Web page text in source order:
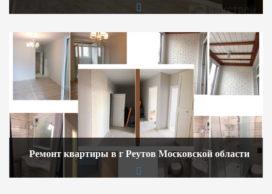
Ремонт квартиры в г Реутов Московской области